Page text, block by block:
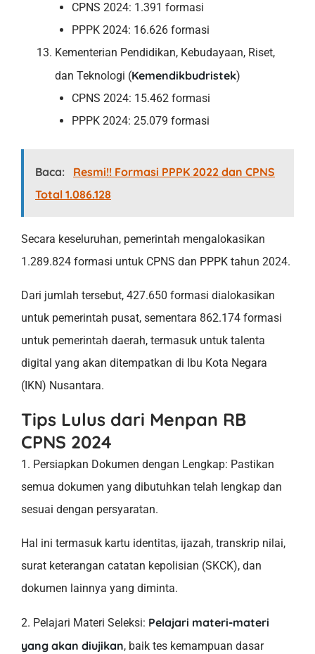
CPNS 2024: 1.391 formasi
PPPK 2024: 16.626 formasi
Kementerian Pendidikan, Kebudayaan, Riset,
dan Teknologi (Kemendikbudristek)
CPNS 2024: 15.462 formasi
PPPK 2024: 25.079 formasi
Baca:
Resmi!! Formasi PPPK 2022 dan CPNS
Total 1.086.128
Secara keseluruhan, pemerintah mengalokasikan
1.289.824 formasi untuk CPNS dan PPPK tahun 2024.
Dari jumlah tersebut, 427.650 formasi dialokasikan
untuk pemerintah pusat, sementara 862.174 formasi
untuk pemerintah daerah, termasuk untuk talenta
digital yang akan ditempatkan di Ibu Kota Negara
(IKN) Nusantara.
Tips Lulus dari Menpan RB
CPNS 2024
1. Persiapkan Dokumen dengan Lengkap: Pastikan
semua dokumen yang dibutuhkan telah lengkap dan
sesuai dengan persyaratan.
Hal ini termasuk kartu identitas, ijazah, transkrip nilai,
surat keterangan catatan kepolisian (SKCK), dan
dokumen lainnya yang diminta.
2. Pelajari Materi Seleksi: Pelajari materi-materi
yang akan diujikan, baik tes kemampuan dasar